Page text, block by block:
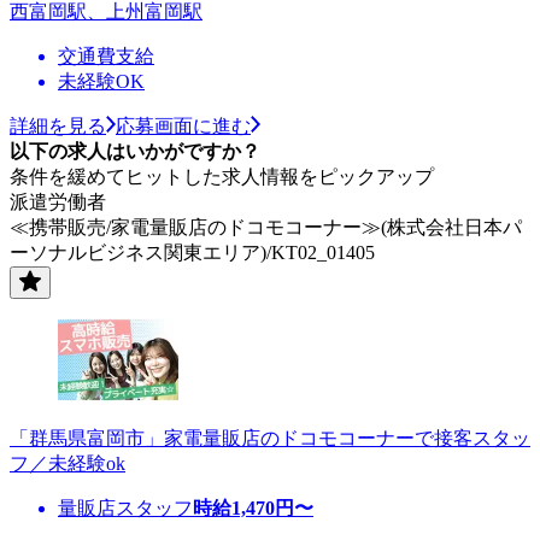
西富岡駅、上州富岡駅
交通費支給
未経験OK
詳細を見る
応募画面に進む
以下の求人はいかがですか？
条件を緩めてヒットした求人情報をピックアップ
派遣労働者
≪携帯販売/家電量販店のドコモコーナー≫(株式会社日本パ
ーソナルビジネス関東エリア)/KT02_01405
「群馬県富岡市」家電量販店のドコモコーナーで接客スタッ
フ／未経験ok
量販店スタッフ 時給1,470円〜